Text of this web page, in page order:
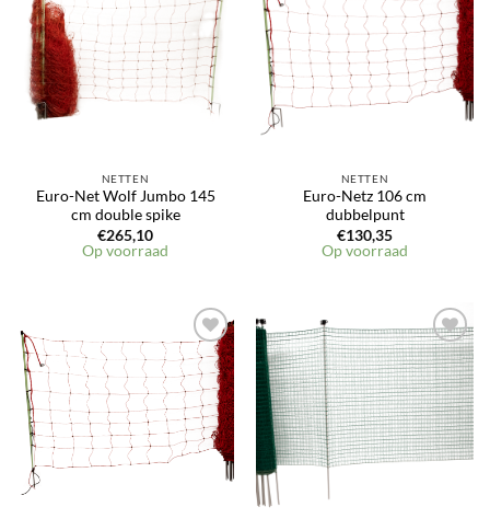
NETTEN
Euro-Net Wolf Jumbo 145
cm double spike
€265,10
Op voorraad
NETTEN
Euro-Netz 106 cm
dubbelpunt
€130,35
Op voorraad